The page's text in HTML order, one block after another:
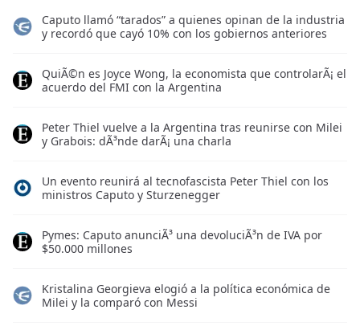
Caputo llamó “tarados” a quienes opinan de la industria
y recordó que cayó 10% con los gobiernos anteriores
QuiÃ©n es Joyce Wong, la economista que controlarÃ¡ el
acuerdo del FMI con la Argentina
Peter Thiel vuelve a la Argentina tras reunirse con Milei
y Grabois: dÃ³nde darÃ¡ una charla
Un evento reunirá al tecnofascista Peter Thiel con los
ministros Caputo y Sturzenegger
Pymes: Caputo anunciÃ³ una devoluciÃ³n de IVA por
$50.000 millones
Kristalina Georgieva elogió a la política económica de
Milei y la comparó con Messi